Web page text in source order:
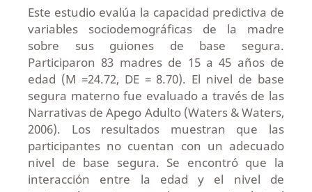
Este estudio evalúa la capacidad predictiva de
variables sociodemográficas de la madre
sobre sus guiones de base segura.
Participaron 83 madres de 15 a 45 años de
edad (M =24.72, DE = 8.70). El nivel de base
segura materno fue evaluado a través de las
Narrativas de Apego Adulto (Waters & Waters,
2006). Los resultados muestran que las
participantes no cuentan con un adecuado
nivel de base segura. Se encontró que la
interacción entre la edad y el nivel de